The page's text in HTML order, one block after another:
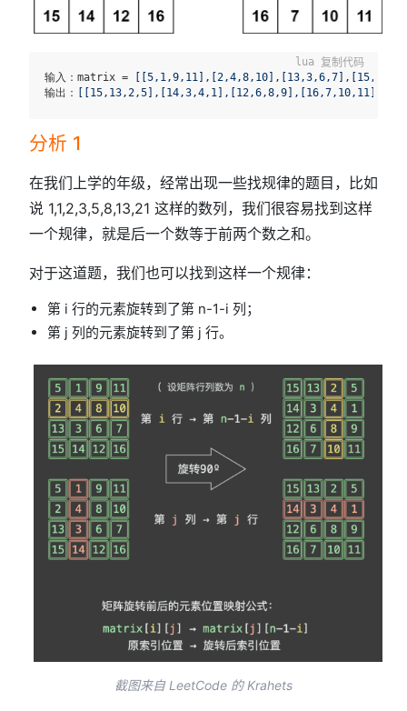
输入：matrix =
输出：
[[15,13,2,5],[14,3,4,1],[12,6,8,9],[16,7,10,11]]
复制代码
分析 1
在我们上学的年级，经常出现一些找规律的题目，比如
说 1,1,2,3,5,8,13,21 这样的数列，我们很容易找到这样
一个规律，就是后一个数等于前两个数之和。
对于这道题，我们也可以找到这样一个规律：
第 i 行的元素旋转到了第 n-1-i 列；
第 j 列的元素旋转到了第 j 行。
截图来自 LeetCode 的 Krahets